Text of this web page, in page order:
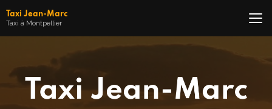
au
contenu
Taxi Jean-Marc
Taxi à Montpellier